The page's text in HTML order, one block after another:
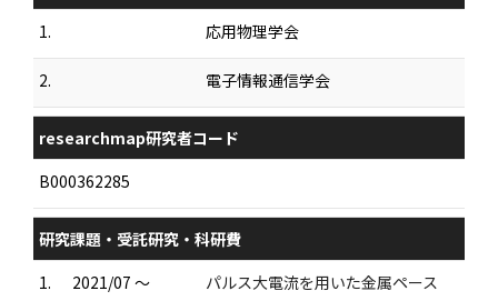
1.
応用物理学会
2. 電子情報通信学会
researchmap研究者コード
B000362285
研究課題・受託研究・科研費
1.
2021/07 ～
パルス大電流を用いた金属ペース